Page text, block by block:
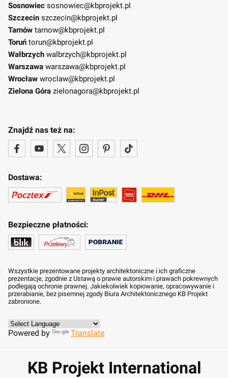
Sosnowiec sosnowiec@kbprojekt.pl
Szczecin szczecin@kbprojekt.pl
Tarnów tarnow@kbprojekt.pl
Toruń torun@kbprojekt.pl
Wałbrzych walbrzych@kbprojekt.pl
Warszawa warszawa@kbprojekt.pl
Wrocław wroclaw@kbprojekt.pl
Zielona Góra zielonagora@kbprojekt.pl
Znajdź nas też na:
Dostawa:
Bezpieczne płatności:
Wszystkie prezentowane projekty architektoniczne i ich graficzne
prezentacje, zgodnie z Ustawą o prawie autorskim i prawach pokrewnych
podlegają ochronie prawnej. Jakiekolwiek kopiowanie, opracowywanie i
przerabianie, bez pisemnej zgody Biura Architektonicznego KB Projekt
zabronione.
Powered by Translate
KB Projekt International